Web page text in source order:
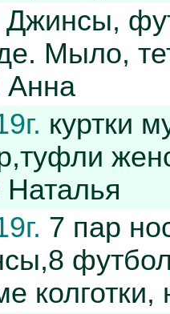
Джинсы,
Мыло,
Анна
куртки
Наталья
7 пар